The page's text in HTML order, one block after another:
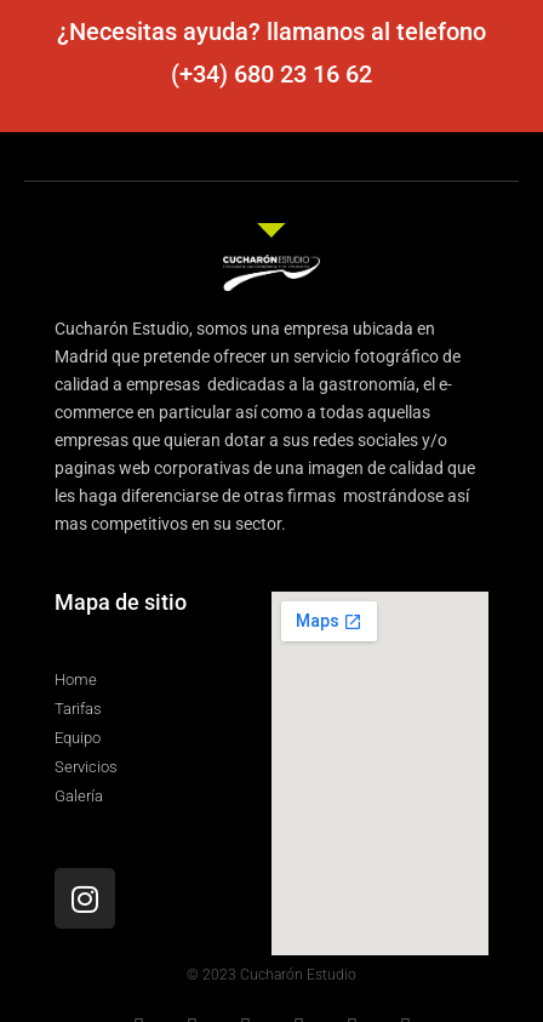
¿Necesitas ayuda? llamanos al telefono
(+34) 680 23 16 62
Cucharón Estudio, somos una empresa ubicada en
Madrid que pretende ofrecer un servicio fotográfico de
calidad a empresas dedicadas a la gastronomía, el e-
commerce en particular así como a todas aquellas
empresas que quieran dotar a sus redes sociales y/o
paginas web corporativas de una imagen de calidad que
les haga diferenciarse de otras firmas mostrándose así
mas competitivos en su sector.
Mapa de sitio
Home
Tarifas
Equipo
Servicios
Galería
© 2023 Cucharón Estudio